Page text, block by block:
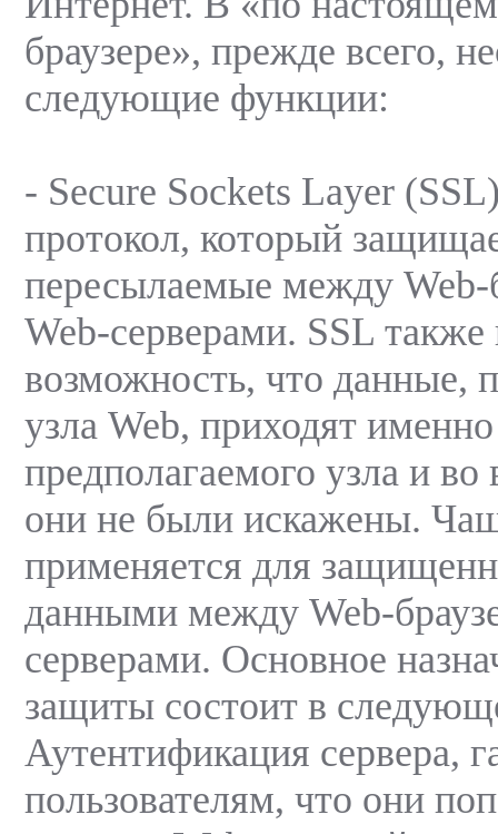
браузере», прежде всего,
следующие функции:
- Secure Sockets Layer
протокол, который
пересылаемые между Web-
Web-серверами. SSL также
возможность, что данные,
узла Web, приходят
предполагаемого узла и во
они не были искажены.
применяется для
данными между Web-
серверами. Основное
защиты состоит в
Аутентификация сервера,
пользователям, что они